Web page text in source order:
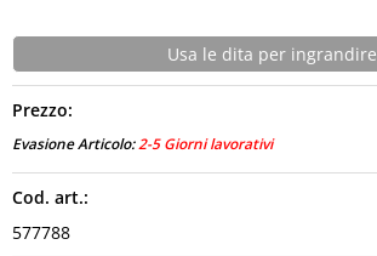
Usa le dita per ingrandire
Prezzo:
Evasione Articolo:2-5 Giorni lavorativi
Cod. art.:
577788